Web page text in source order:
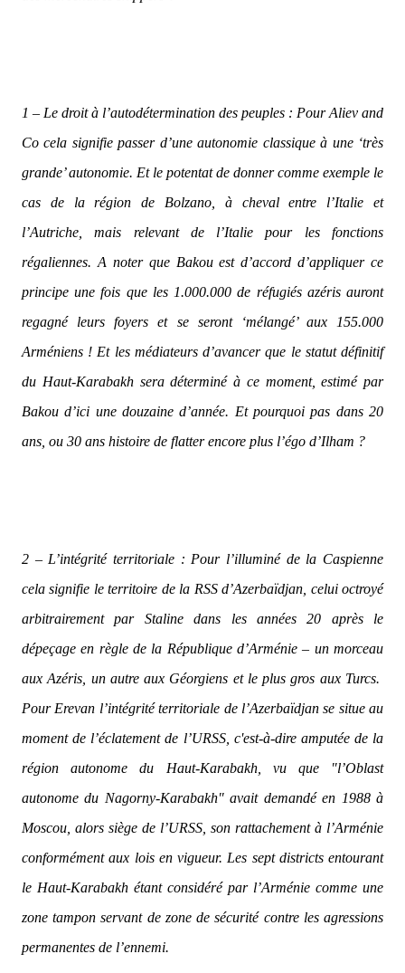
1 – Le droit à l’autodétermination des peuples : Pour Aliev and
Co cela signifie passer d’une autonomie classique à une ‘très
grande’ autonomie. Et le potentat de donner comme exemple le
cas de la région de Bolzano, à cheval entre l’Italie et
l’Autriche, mais relevant de l’Italie pour les fonctions
régaliennes. A noter que Bakou est d’accord d’appliquer ce
principe une fois que les 1.000.000 de réfugiés azéris auront
regagné leurs foyers et se seront ‘mélangé’ aux 155.000
Arméniens ! Et les médiateurs d’avancer que le statut définitif
du Haut-Karabakh sera déterminé à ce moment, estimé par
Bakou d’ici une douzaine d’année. Et pourquoi pas dans 20
ans, ou 30 ans histoire de flatter encore plus l’égo d’Ilham ?
2 – L’intégrité territoriale : Pour l’illuminé de la Caspienne
cela signifie le territoire de la RSS d’Azerbaïdjan, celui octroyé
arbitrairement par Staline dans les années 20 après le
dépeçage en règle de la République d’Arménie – un morceau
aux Azéris, un autre aux Géorgiens et le plus gros aux Turcs.
Pour Erevan l’intégrité territoriale de l’Azerbaïdjan se situe au
moment de l’éclatement de l’URSS, c'est-à-dire amputée de la
région autonome du Haut-Karabakh, vu que "l’Oblast
autonome du Nagorny-Karabakh" avait demandé en 1988 à
Moscou, alors siège de l’URSS, son rattachement à l’Arménie
conformément aux lois en vigueur. Les sept districts entourant
le Haut-Karabakh étant considéré par l’Arménie comme une
zone tampon servant de zone de sécurité contre les agressions
permanentes de l’ennemi.